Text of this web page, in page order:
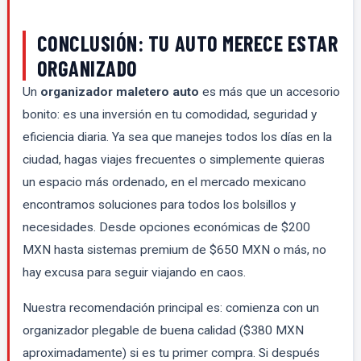
CONCLUSIÓN: TU AUTO MERECE ESTAR
ORGANIZADO
Un organizador maletero auto es más que un accesorio
bonito: es una inversión en tu comodidad, seguridad y
eficiencia diaria. Ya sea que manejes todos los días en la
ciudad, hagas viajes frecuentes o simplemente quieras
un espacio más ordenado, en el mercado mexicano
encontramos soluciones para todos los bolsillos y
necesidades. Desde opciones económicas de $200
MXN hasta sistemas premium de $650 MXN o más, no
hay excusa para seguir viajando en caos.
Nuestra recomendación principal es: comienza con un
organizador plegable de buena calidad ($380 MXN
aproximadamente) si es tu primer compra. Si después